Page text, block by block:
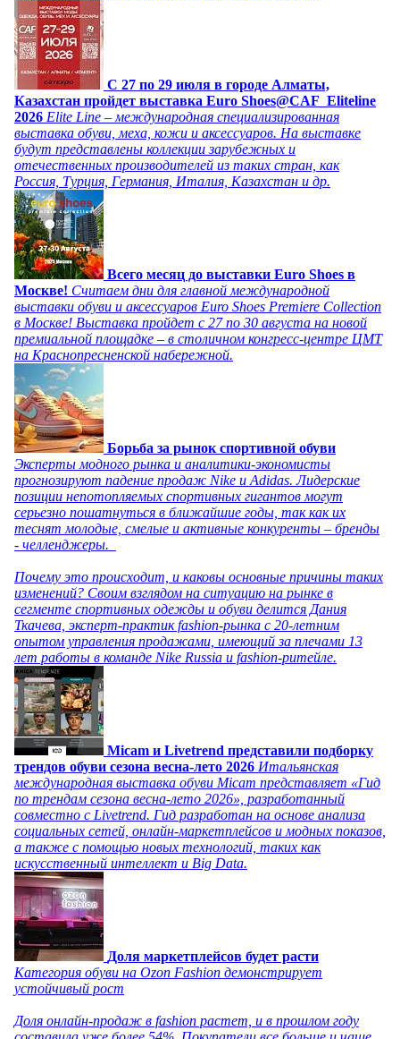
C 27 по 29 июля в городе Алматы,
Казахстан пройдет выставка Euro Shoes@CAF_Eliteline
2026 Elite Line – международная специализированная
выставка обуви, меха, кожи и аксессуаров. На выставке
будут представлены коллекции зарубежных и
отечественных производителей из таких стран, как
Россия, Турция, Германия, Италия, Казахстан и др.
Всего месяц до выставки Euro Shoes в
Москве! Считаем дни для главной международной
выставки обуви и аксессуаров Euro Shoes Premiere Collection
в Москве! Выставка пройдет с 27 по 30 августа на новой
премиальной площадке – в столичном конгресс-центре ЦМТ
на Краснопресненской набережной.
Борьба за рынок спортивной обуви
Эксперты модного рынка и аналитики-экономисты
прогнозируют падение продаж Nike и Adidas. Лидерские
позиции непотопляемых спортивных гигантов могут
серьезно пошатнуться в ближайшие годы, так как их
теснят молодые, смелые и активные конкуренты – бренды
- челленджеры.
Почему это происходит, и каковы основные причины таких
изменений? Своим взглядом на ситуацию на рынке в
сегменте спортивных одежды и обуви делится Дания
Ткачева, эксперт-практик fashion-рынка с 20-летним
опытом управления продажами, имеющий за плечами 13
лет работы в команде Nike Russia и fashion-ритейле.
Micam и Livetrend представили подборку
трендов обуви сезона весна-лето 2026 Итальянская
международная выставка обуви Micam представляет «Гид
по трендам сезона весна-лето 2026», разработанный
совместно с Livetrend. Гид разработан на основе анализа
социальных сетей, онлайн-маркетплейсов и модных показов,
а также с помощью новых технологий, таких как
искусственный интеллект и Big Data.
Доля маркетплейсов будет расти
Категория обуви на Ozon Fashion демонстрирует
устойчивый рост
Доля онлайн-продаж в fashion растет, и в прошлом году